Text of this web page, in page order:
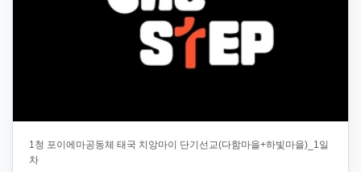
1청 포이에마공동체 태국 치앙마이 단기선교(다함마을+하빛마을)_1일
차